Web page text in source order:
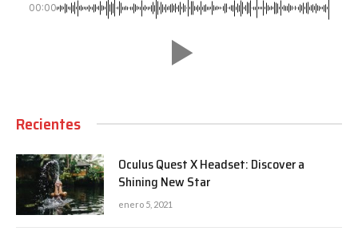
00:00
Recientes
Oculus Quest X Headset: Discover a
Shining New Star
enero 5, 2021